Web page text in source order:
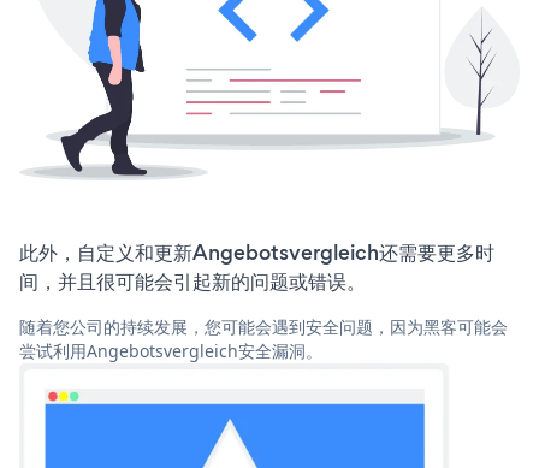
此外，自定义和更新Angebotsvergleich还需要更多时
间，并且很可能会引起新的问题或错误。
随着您公司的持续发展，您可能会遇到安全问题，因为黑客可能会
尝试利用Angebotsvergleich安全漏洞。